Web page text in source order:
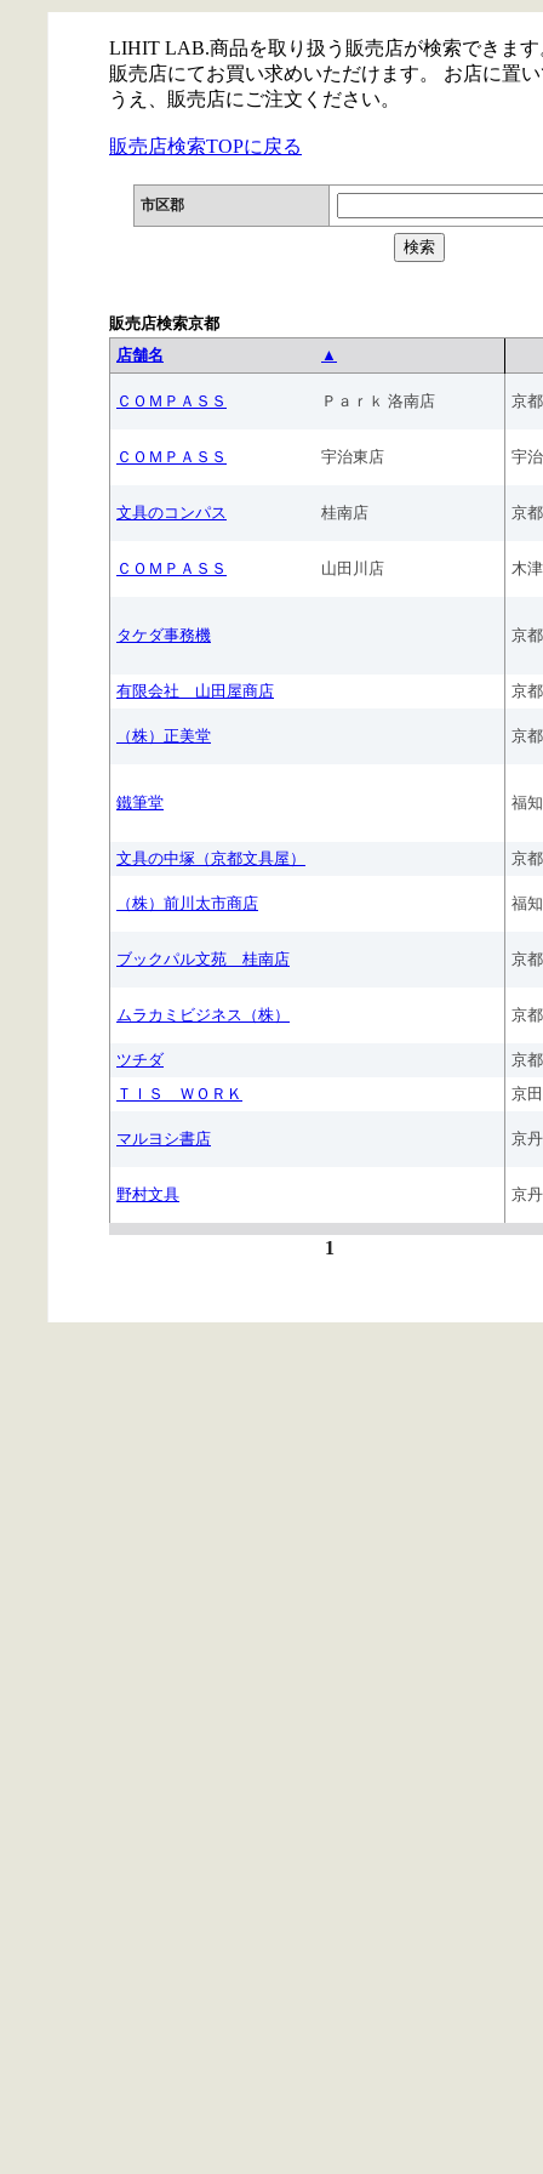
LIHIT LAB.商品を取り扱う販売店が検索できま
販売店にてお買い求めいただけます。 お店に置
うえ、販売店にご注文ください。
販売店検索TOPに戻る
市区郡
販売店検索京都
店舗名
▲
ＣＯＭＰＡＳＳ Ｐａｒｋ 洛南店 京
ＣＯＭＰＡＳＳ 宇治東店 宇
文具のコンパス 桂南店 京
ＣＯＭＰＡＳＳ 山田川店 木
タケダ事務機 京
有限会社 山田屋商店 京
（株）正美堂 京
鐵筆堂 福
文具の中塚（京都文具屋） 京
（株）前川太市商店 福
ブックパル文苑 桂南店 京
ムラカミビジネス（株） 京
ツチダ
京
ＴＩＳ ＷＯＲＫ
京
マルヨシ書店 京
野村文具 京
1